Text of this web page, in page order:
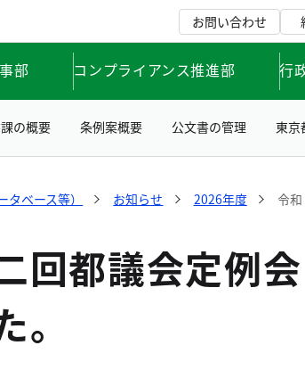
お問い合わせ
部 コンプライアンス推進部 行
の概要 条例案概要 公文書の管理 東京
ベース等） お知らせ 2026年度 令
回都議会定例